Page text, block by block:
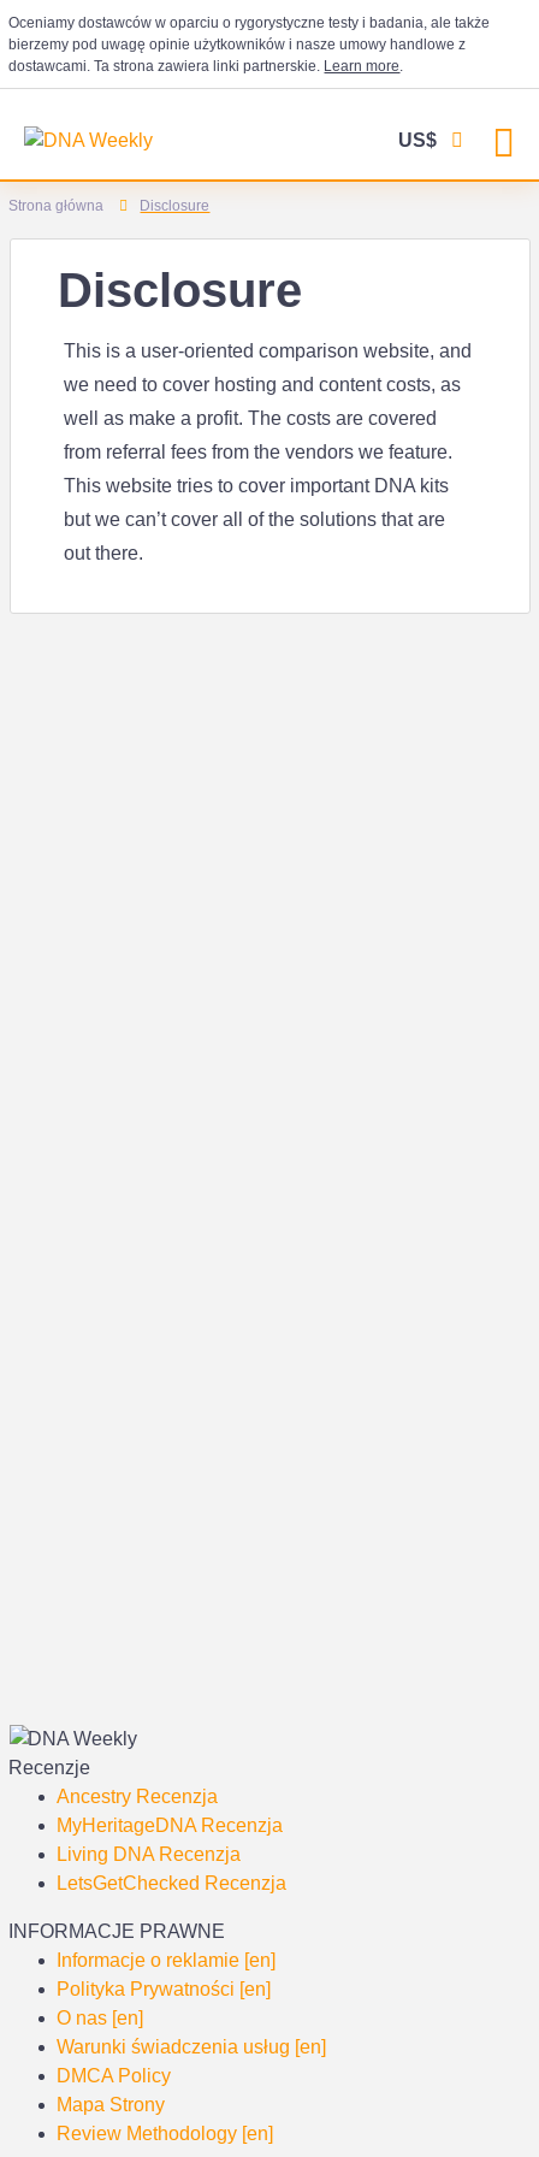
Oceniamy dostawców w oparciu o rygorystyczne testy i badania, ale także
bierzemy pod uwagę opinie użytkowników i nasze umowy handlowe z
dostawcami. Ta strona zawiera linki partnerskie. Learn more.
US$
Strona główna Disclosure
Disclosure
This is a user-oriented comparison website, and
we need to cover hosting and content costs, as
well as make a profit. The costs are covered
from referral fees from the vendors we feature.
This website tries to cover important DNA kits
but we can’t cover all of the solutions that are
out there.
Recenzje
Ancestry Recenzja
MyHeritageDNA Recenzja
Living DNA Recenzja
LetsGetChecked Recenzja
INFORMACJE PRAWNE
Informacje o reklamie [en]
Polityka Prywatności [en]
O nas [en]
Warunki świadczenia usług [en]
DMCA Policy
Mapa Strony
Review Methodology [en]